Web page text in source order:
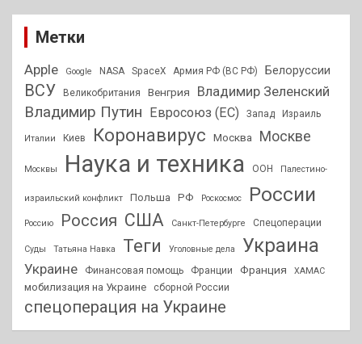
Метки
Apple Google NASA SpaceX Армия РФ (ВС РФ) Белоруссии
ВСУ Великобритания Венгрия Владимир Зеленский
Владимир Путин Евросоюз (ЕС) Запад Израиль
Италии Киев Коронавирус Москва Москве
Москвы Наука и техника ООН Палестино-
израильский конфликт Польша РФ Роскосмос России
Россию Россия США Санкт-Петербурге Спецоперации
Суды Татьяна Навка Теги Уголовные дела Украина
Украине Финансовая помощь Франции Франция ХАМАС
мобилизация на Украине сборной России
спецоперация на Украине